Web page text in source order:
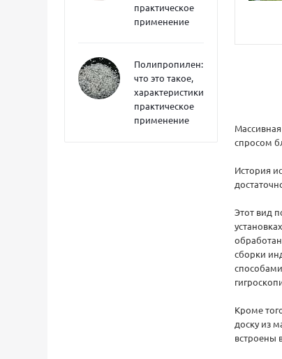
практическое
применение
Полипропилен:
что это такое,
характеристики,
практическое
применение
спросом
История
Этот вид
сборки
Кроме
доску из
встроены